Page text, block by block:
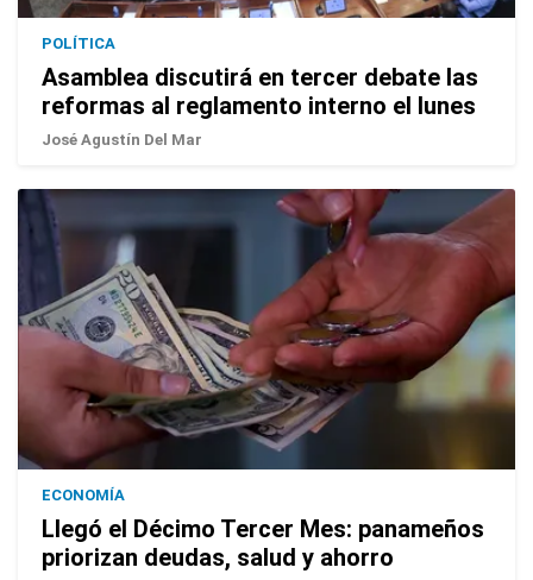
POLÍTICA
Asamblea discutirá en tercer debate las
reformas al reglamento interno el lunes
José Agustín Del Mar
ECONOMÍA
Llegó el Décimo Tercer Mes: panameños
priorizan deudas, salud y ahorro